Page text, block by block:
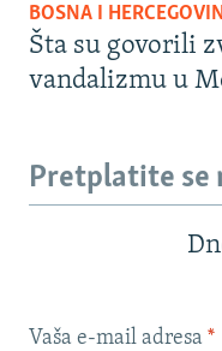
BOSNA I
Šta su govorili
vandalizmu u
Pretplatite se
Vaša e-mail adresa *